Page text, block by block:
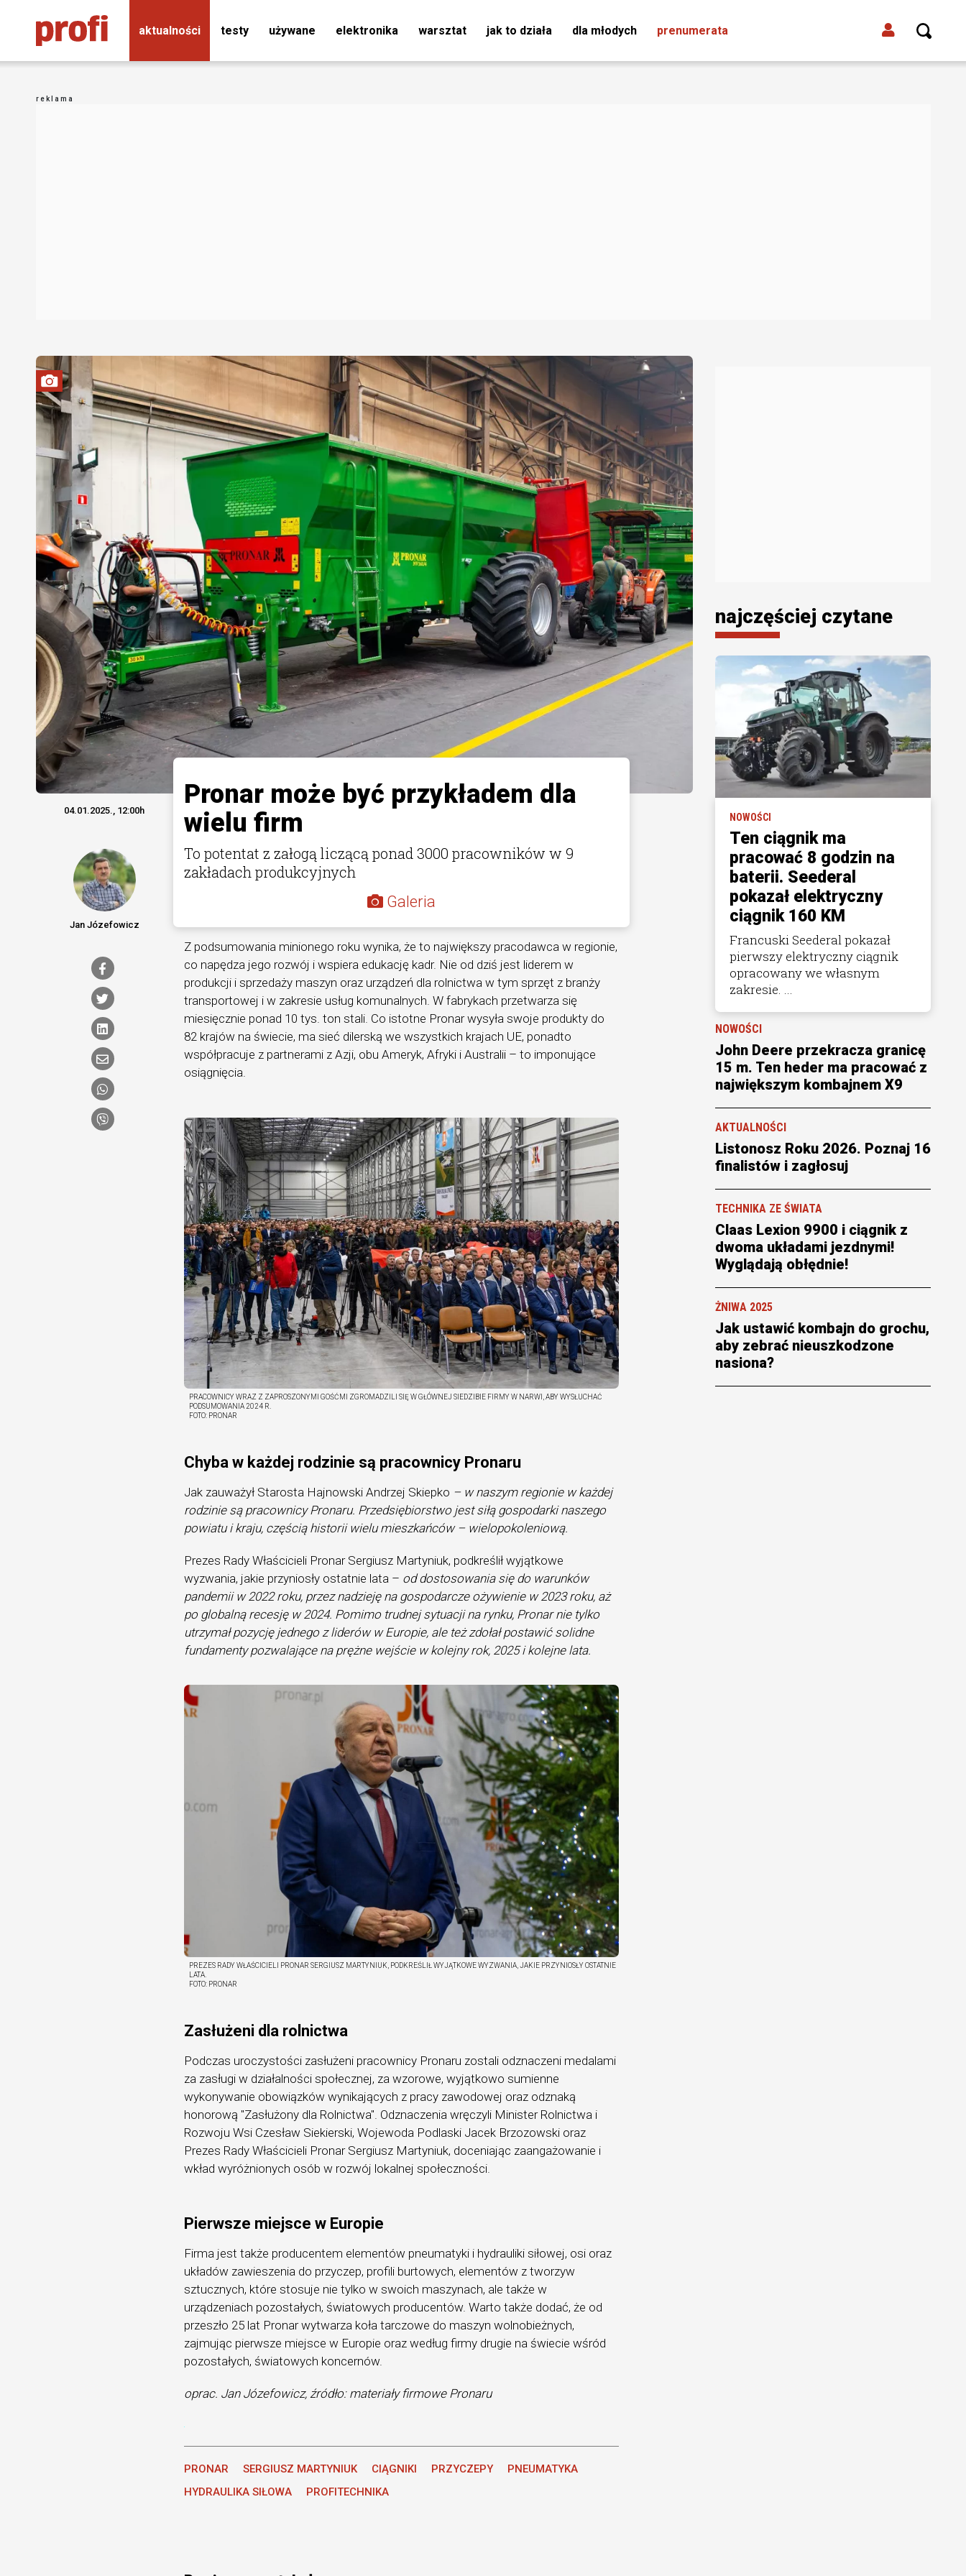
aktualności testy używane elektronika warsztat jak to działa dla młodych prenumerata
Pronar może być przykładem dla
wielu firm
To potentat z załogą liczącą ponad 3000 pracowników w 9
zakładach produkcyjnych
Galeria
04.01.2025., 12:00h
Jan Józefowicz
Z podsumowania minionego roku wynika, że to największy pracodawca w regionie,
co napędza jego rozwój i wspiera edukację kadr. Nie od dziś jest liderem w
produkcji i sprzedaży maszyn oraz urządzeń dla rolnictwa w tym sprzęt z branży
transportowej i w zakresie usług komunalnych. W fabrykach przetwarza się
miesięcznie ponad 10 tys. ton stali. Co istotne Pronar wysyła swoje produkty do
82 krajów na świecie, ma sieć dilerską we wszystkich krajach UE, ponadto
współpracuje z partnerami z Azji, obu Ameryk, Afryki i Australii – to imponujące
osiągnięcia.
PRACOWNICY WRAZ Z ZAPROSZONYMI GOŚĆMI ZGROMADZILI SIĘ W GŁÓWNEJ SIEDZIBIE FIRMY W NARWI, ABY WYSŁUCHAĆ
PODSUMOWANIA 2024 R.
FOTO: PRONAR
Chyba w każdej rodzinie są pracownicy Pronaru
Jak zauważył Starosta Hajnowski Andrzej Skiepko – w naszym regionie w każdej
rodzinie są pracownicy Pronaru. Przedsiębiorstwo jest siłą gospodarki naszego
powiatu i kraju, częścią historii wielu mieszkańców – wielopokoleniową.
Prezes Rady Właścicieli Pronar Sergiusz Martyniuk, podkreślił wyjątkowe
wyzwania, jakie przyniosły ostatnie lata – od dostosowania się do warunków
pandemii w 2022 roku, przez nadzieję na gospodarcze ożywienie w 2023 roku, aż
po globalną recesję w 2024. Pomimo trudnej sytuacji na rynku, Pronar nie tylko
utrzymał pozycję jednego z liderów w Europie, ale też zdołał postawić solidne
fundamenty pozwalające na prężne wejście w kolejny rok, 2025 i kolejne lata.
PREZES RADY WŁAŚCICIELI PRONAR SERGIUSZ MARTYNIUK, PODKREŚLIŁ WYJĄTKOWE WYZWANIA, JAKIE PRZYNIOSŁY OSTATNIE
LATA.
FOTO: PRONAR
Zasłużeni dla rolnictwa
Podczas uroczystości zasłużeni pracownicy Pronaru zostali odznaczeni medalami
za zasługi w działalności społecznej, za wzorowe, wyjątkowo sumienne
wykonywanie obowiązków wynikających z pracy zawodowej oraz odznaką
honorową "Zasłużony dla Rolnictwa". Odznaczenia wręczyli Minister Rolnictwa i
Rozwoju Wsi Czesław Siekierski, Wojewoda Podlaski Jacek Brzozowski oraz
Prezes Rady Właścicieli Pronar Sergiusz Martyniuk, doceniając zaangażowanie i
wkład wyróżnionych osób w rozwój lokalnej społeczności.
Pierwsze miejsce w Europie
Firma jest także producentem elementów pneumatyki i hydrauliki siłowej, osi oraz
układów zawieszenia do przyczep, profili burtowych, elementów z tworzyw
sztucznych, które stosuje nie tylko w swoich maszynach, ale także w
urządzeniach pozostałych, światowych producentów. Warto także dodać, że od
przeszło 25 lat Pronar wytwarza koła tarczowe do maszyn wolnobieżnych,
zajmując pierwsze miejsce w Europie oraz według firmy drugie na świecie wśród
pozostałych, światowych koncernów.
oprac. Jan Józefowicz, źródło: materiały firmowe Pronaru
PRONAR SERGIUSZ MARTYNIUK CIĄGNIKI PRZYCZEPY
PNEUMATYKA
HYDRAULIKA SIŁOWA
PROFITECHNIKA
najczęściej czytane
NOWOŚCI
Ten ciągnik ma
pracować 8 godzin na
baterii. Seederal
pokazał elektryczny
ciągnik 160 KM
Francuski Seederal pokazał
pierwszy elektryczny ciągnik
opracowany we własnym
zakresie. ...
NOWOŚCI
John Deere przekracza granicę
15 m. Ten heder ma pracować z
największym kombajnem X9
AKTUALNOŚCI
Listonosz Roku 2026. Poznaj 16
finalistów i zagłosuj
TECHNIKA ZE ŚWIATA
Claas Lexion 9900 i ciągnik z
dwoma układami jezdnymi!
Wyglądają obłędnie!
ŻNIWA 2025
Jak ustawić kombajn do grochu,
aby zebrać nieuszkodzone
nasiona?